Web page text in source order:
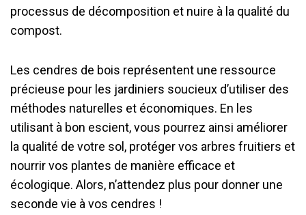
processus de décomposition et nuire à la qualité du
compost.
Les cendres de bois représentent une ressource
précieuse pour les jardiniers soucieux d’utiliser des
méthodes naturelles et économiques. En les
utilisant à bon escient, vous pourrez ainsi améliorer
la qualité de votre sol, protéger vos arbres fruitiers et
nourrir vos plantes de manière efficace et
écologique. Alors, n’attendez plus pour donner une
seconde vie à vos cendres !